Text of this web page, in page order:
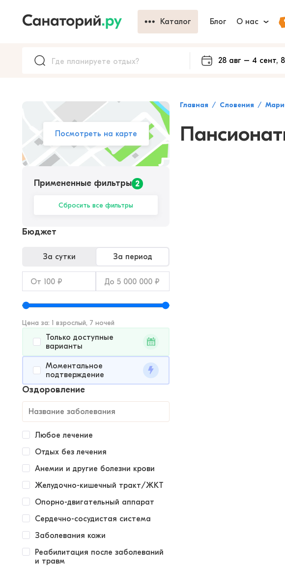
Каталог Блог О нас
Посмотреть на карте
Примененные фильтры 2
Сбросить все фильтры
Бюджет
За сутки За период
Цена за: 1 взрослый, 7 ночей
Только доступные
варианты
Моментальное
подтверждение
Оздоровление
Любое лечение
Отдых без лечения
Анемии и другие болезни крови
Желудочно-кишечный тракт/ЖКТ
Опорно-двигательный аппарат
Сердечно-сосудистая система
Заболевания кожи
Реабилитация после заболеваний
и травм
Главная Словения